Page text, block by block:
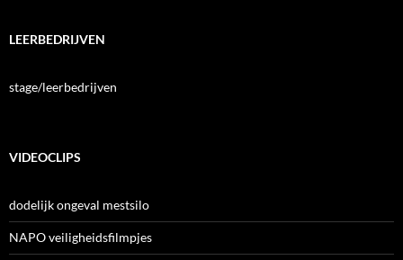
LEERBEDRIJVEN
stage/leerbedrijven
VIDEOCLIPS
dodelijk ongeval mestsilo
NAPO veiligheidsfilmpjes